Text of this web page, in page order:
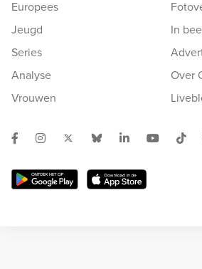
Europees
Jeugd
Series
Analyse
Vrouwen
In
Over